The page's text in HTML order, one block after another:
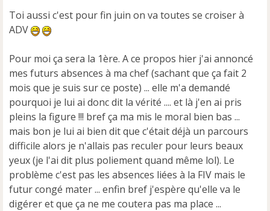
n
l
Toi aussi c'est pour fin juin on va toutes se croiser à
ADV
Pour moi ça sera la 1ère. A ce propos hier j'ai annoncé
mes futurs absences à ma chef (sachant que ça fait 2
mois que je suis sur ce poste) ... elle m'a demandé
pourquoi je lui ai donc dit la vérité .... et là j'en ai pris
pleins la figure !!! bref ça ma mis le moral bien bas ...
mais bon je lui ai bien dit que c'était déjà un parcours
difficile alors je n'allais pas reculer pour leurs beaux
yeux (je l'ai dit plus poliement quand même lol). Le
problème c'est pas les absences liées à la FIV mais le
futur congé mater ... enfin bref j'espère qu'elle va le
digérer et que ça ne me coutera pas ma place ...